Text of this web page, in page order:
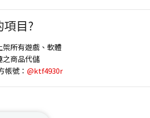
目?
所有遊戲、軟體
之商品代儲
帳號： @ktf4930r